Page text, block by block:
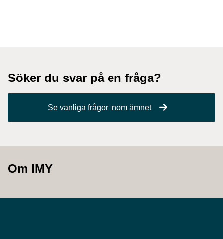
Söker du svar på en fråga?
Se vanliga frågor inom ämnet
Om IMY